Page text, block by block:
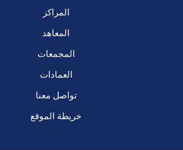
المراكز
المعاهد
المجمعات
العمادات
تواصل معنا
خريطة الموقع